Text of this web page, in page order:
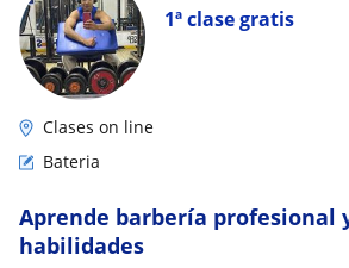
1ª clase gratis
Clases on line
Bateria
Aprende barbería profesional
habilidades